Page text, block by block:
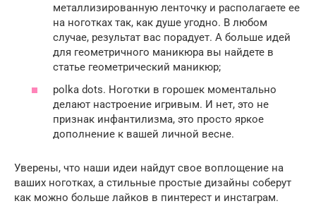
металлизированную ленточку и располагаете ее
на ноготках так, как душе угодно. В любом
случае, результат вас порадует. А больше идей
для геометричного маникюра вы найдете в
статье геометрический маникюр;
polka dots. Ноготки в горошек моментально
делают настроение игривым. И нет, это не
признак инфантилизма, это просто яркое
дополнение к вашей личной весне.
Уверены, что наши идеи найдут свое воплощение на
ваших ноготках, а стильные простые дизайны соберут
как можно больше лайков в пинтерест и инстаграм.